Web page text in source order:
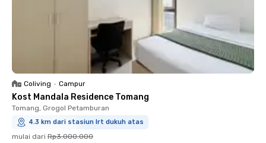
Coliving • Campur
Kost Mandala Residence Tomang
Tomang, Grogol Petamburan
4.3 km dari stasiun lrt dukuh atas
mulai dari Rp3.000.000